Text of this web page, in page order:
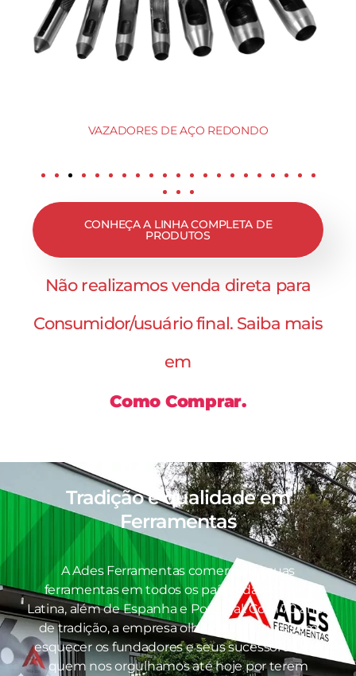
VAZADORES DE AÇO REDONDO
CONHEÇA A LINHA COMPLETA DE
PRODUTOS
Não realizamos venda direta para
Consumidor/usuário final. Saiba mais
em
Como Comprar.
Tradição e qualidade em
Ferramentas
A Ades Ferramentas comercializa suas
ferramentas em todos os países da América
Latina, além de Espanha e Portugal. Com 70 anos
de tradição, a empresa olha para o futuro sem
esquecer os fundadores e seus sucessores, por
quem nos orgulhamos até hoje por terem